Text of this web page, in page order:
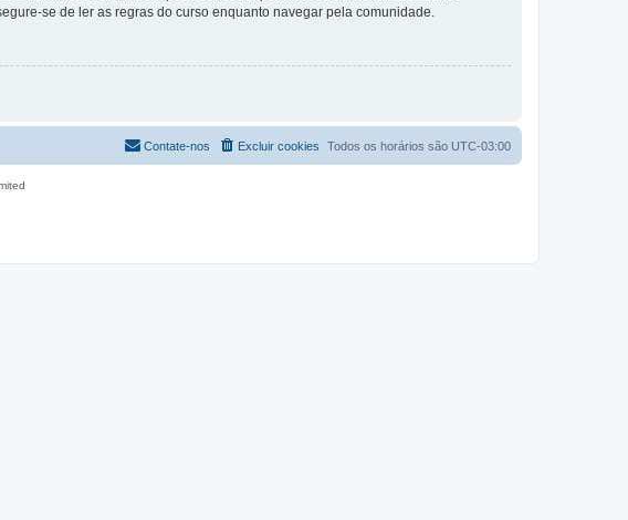
se de ler as regras do curso enquanto navegar pela comunidade.
Todos os horários são UTC-03:00
Excluir cookies
Contate-nos